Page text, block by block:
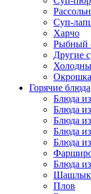
Суп-
Харчо
Рыбный
Другие
Окрошка
Горячие блюда
Блюда
Блюда
Блюда
Блюда
Блюда
Блюда
Шашлык
Плов